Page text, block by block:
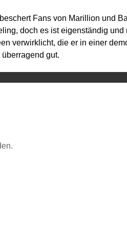
Fans von Marillion und
doch es ist eigenständig
verwirklicht, die er in einer
gut.
Mit